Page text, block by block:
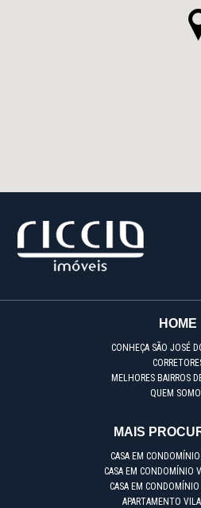
HOME
CONHEÇA SÃO JOSÉ
MELHORES BAIRROS
QUEM
MAIS
CASA EM
CASA EM CONDOMÍNIO
CASA EM
APARTAMENTO